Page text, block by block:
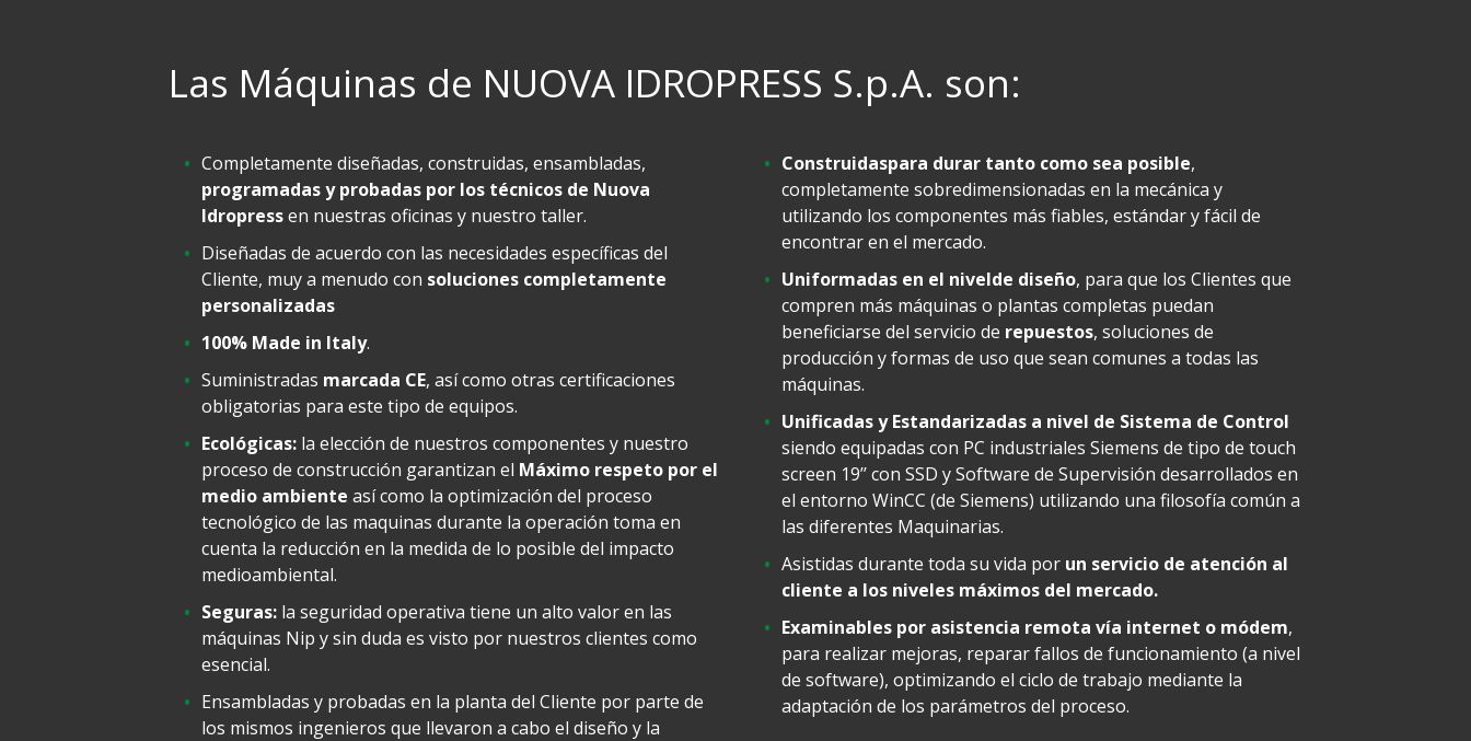
Las Máquinas de NUOVA IDROPRESS S.p.A. son:
Completamente diseñadas, construidas, ensambladas,
programadas y probadas por los técnicos de Nuova
Idropressen nuestras oficinas y nuestro taller.
Diseñadas de acuerdo con las necesidades específicas del
Cliente, muy a menudo con soluciones completamente
personalizadas
100% Made in Italy.
Suministradas marcada CE, así como otras certificaciones
obligatorias para este tipo de equipos.
Ecológicas: la elección de nuestros componentes y nuestro
proceso de construcción garantizan el Máximo respeto por el
medio ambiente así como la optimización del proceso
tecnológico de las maquinas durante la operación toma en
cuenta la reducción en la medida de lo posible del impacto
medioambiental.
Seguras: la seguridad operativa tiene un alto valor en las
máquinas Nip y sin duda es visto por nuestros clientes como
esencial.
Ensambladas y probadas en la planta del Cliente por parte de
los mismos ingenieros que llevaron a cabo el diseño y la
Construidaspara durar tanto como sea posible,
completamente sobredimensionadas en la mecánica y
utilizando los componentes más fiables, estándar y fácil de
encontrar en el mercado.
Uniformadas en el nivelde diseño, para que los Clientes que
compren más máquinas o plantas completas puedan
beneficiarse del servicio de repuestos, soluciones de
producción y formas de uso que sean comunes a todas las
máquinas.
Unificadas y Estandarizadas a nivel de Sistema de Control
siendo equipadas con PC industriales Siemens de tipo de touch
screen 19’’ con SSD y Software de Supervisión desarrollados en
el entorno WinCC (de Siemens) utilizando una filosofía común a
las diferentes Maquinarias.
Asistidas durante toda su vida por un servicio de atención al
cliente a los niveles máximos del mercado.
Examinables por asistencia remota vía internet o módem,
para realizar mejoras, reparar fallos de funcionamiento (a nivel
de software), optimizando el ciclo de trabajo mediante la
adaptación de los parámetros del proceso.